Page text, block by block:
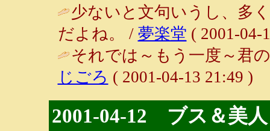
少ないと文句いうし、多
だよね。 / 夢楽堂 ( 2001-04-
それでは～もう一度～君
じごろ ( 2001-04-13 21:49 )
2001-04-12 ブス＆美人